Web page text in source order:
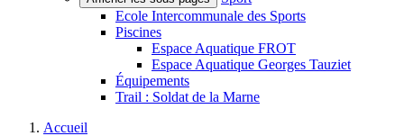
Ecole Intercommunale des Sports
Piscines
Espace Aquatique FROT
Espace Aquatique Georges Tauziet
Équipements
Trail : Soldat de la Marne
Accueil